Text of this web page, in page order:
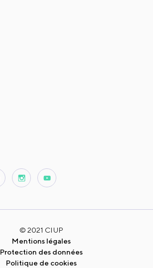
© 2021 CIUP
Mentions légales
Protection des données
Politique de cookies